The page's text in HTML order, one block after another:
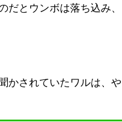
だとウンボは落ち込み、
かされていたワルは、や